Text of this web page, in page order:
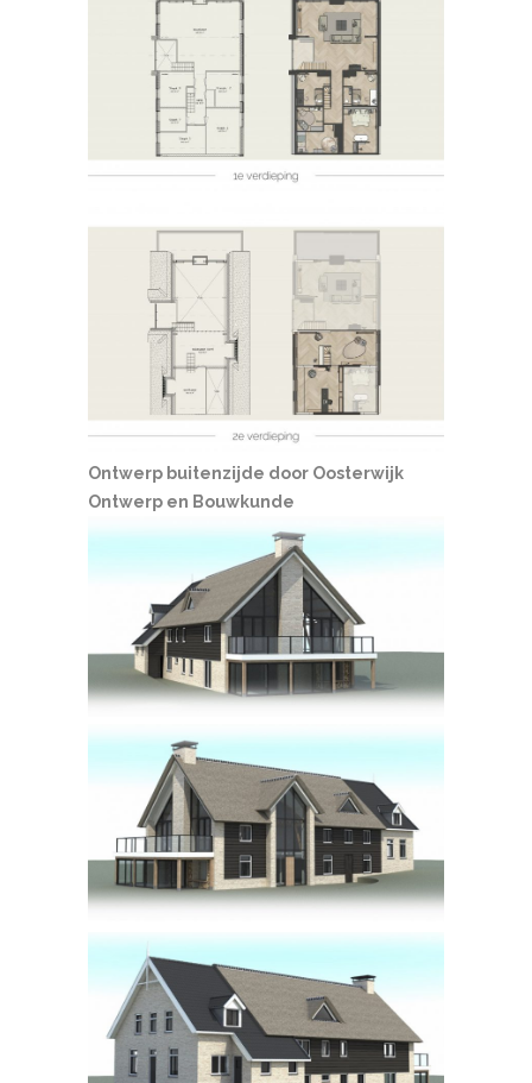
Ontwerp buitenzijde door Oosterwijk
Ontwerp en Bouwkunde